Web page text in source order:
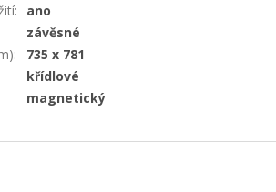
:
ano
závěsné
:
735 x 781
křídlové
magnetický